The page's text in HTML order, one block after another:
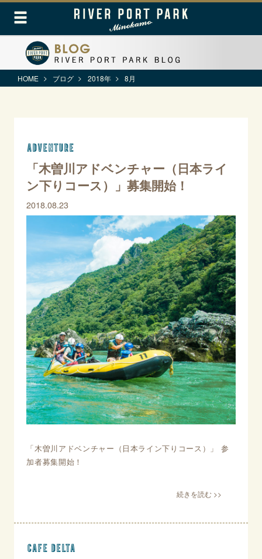
HOME ブログ 2018年 8月
ADVENTURE
「木曽川アドベンチャー（日本ライ
ン下りコース）」募集開始！
2018.08.23
「木曽川アドベンチャー（日本ライン下りコース）」 参
加者募集開始！
CAFE DELTA